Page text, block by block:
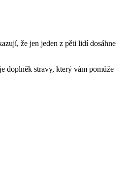
že jen jeden z pěti lidí dosáhne
doplněk stravy, který vám pomůže